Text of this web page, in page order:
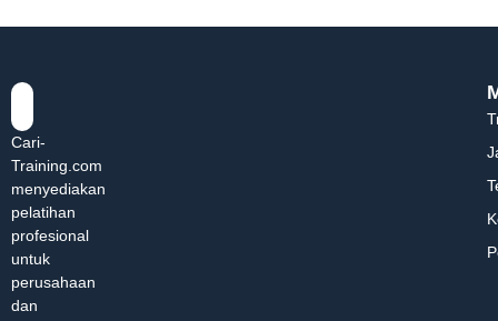
Cari-
Training.com
menyediakan
pelatihan
profesional
untuk
perusahaan
dan